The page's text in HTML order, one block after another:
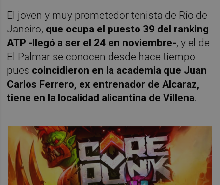
El joven y muy prometedor tenista de Río de
Janeiro, que ocupa el puesto 39 del ranking
ATP -llegó a ser el 24 en noviembre-, y el de
El Palmar se conocen desde hace tiempo
pues coincidieron en la academia que Juan
Carlos Ferrero, ex entrenador de Alcaraz,
tiene en la localidad alicantina de Villena.